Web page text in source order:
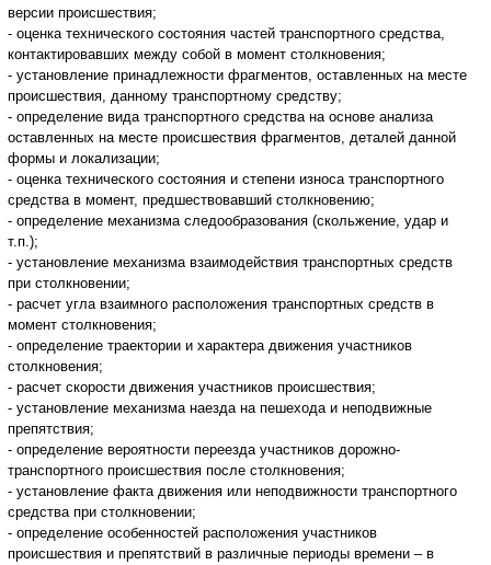
версии происшествия;
- оценка технического состояния частей транспортного средства,
контактировавших между собой в момент столкновения;
- установление принадлежности фрагментов, оставленных на месте
происшествия, данному транспортному средству;
- определение вида транспортного средства на основе анализа
оставленных на месте происшествия фрагментов, деталей данной
формы и локализации;
- оценка технического состояния и степени износа транспортного
средства в момент, предшествовавший столкновению;
- определение механизма следообразования (скольжение, удар и
т.п.);
- установление механизма взаимодействия транспортных средств
при столкновении;
- расчет угла взаимного расположения транспортных средств в
момент столкновения;
- определение траектории и характера движения участников
столкновения;
- расчет скорости движения участников происшествия;
- установление механизма наезда на пешехода и неподвижные
препятствия;
- определение вероятности переезда участников дорожно-
транспортного происшествия после столкновения;
- установление факта движения или неподвижности транспортного
средства при столкновении;
- определение особенностей расположения участников
происшествия и препятствий в различные периоды времени – в